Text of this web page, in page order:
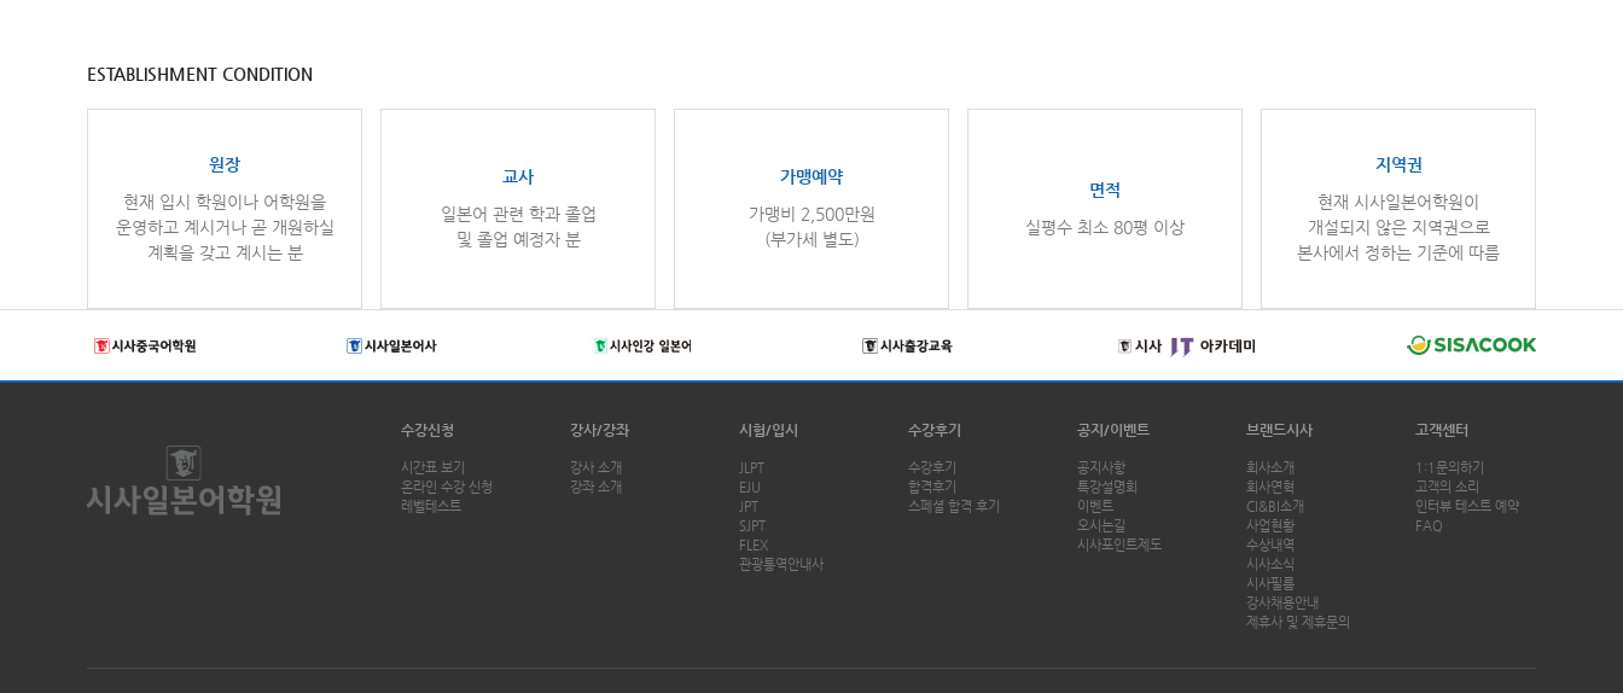
ESTABLISHMENT CONDITION
원장
현재 입시 학원이나 어학원을
운영하고 계시거나 곧 개원하실
계획을 갖고 계시는 분
교사
일본어 관련 학과 졸업
및 졸업 예정자 분
가맹예약
가맹비 2,500만원
(부가세 별도)
면적
실평수 최소 80평 이상
지역권
현재 시사일본어학원이
개설되지 않은 지역권으로
본사에서 정하는 기준에 따름
수강신청
시간표 보기
온라인 수강 신청
레벨테스트
강사/강좌
강사 소개
강좌 소개
시험/입시
JLPT
EJU
JPT
SJPT
FLEX
관광통역안내사
수강후기
수강후기
합격후기
스페셜 합격 후기
공지/이벤트
공지사항
특강설명회
이벤트
오시는길
시사포인트제도
브랜드시사
회사소개
회사연혁
CI&BI소개
사업현황
수상내역
시사소식
시사필름
강사채용안내
제휴사 및 제휴문의
고객센터
1:1문의하기
고객의 소리
인터뷰 테스트 예약
FAQ